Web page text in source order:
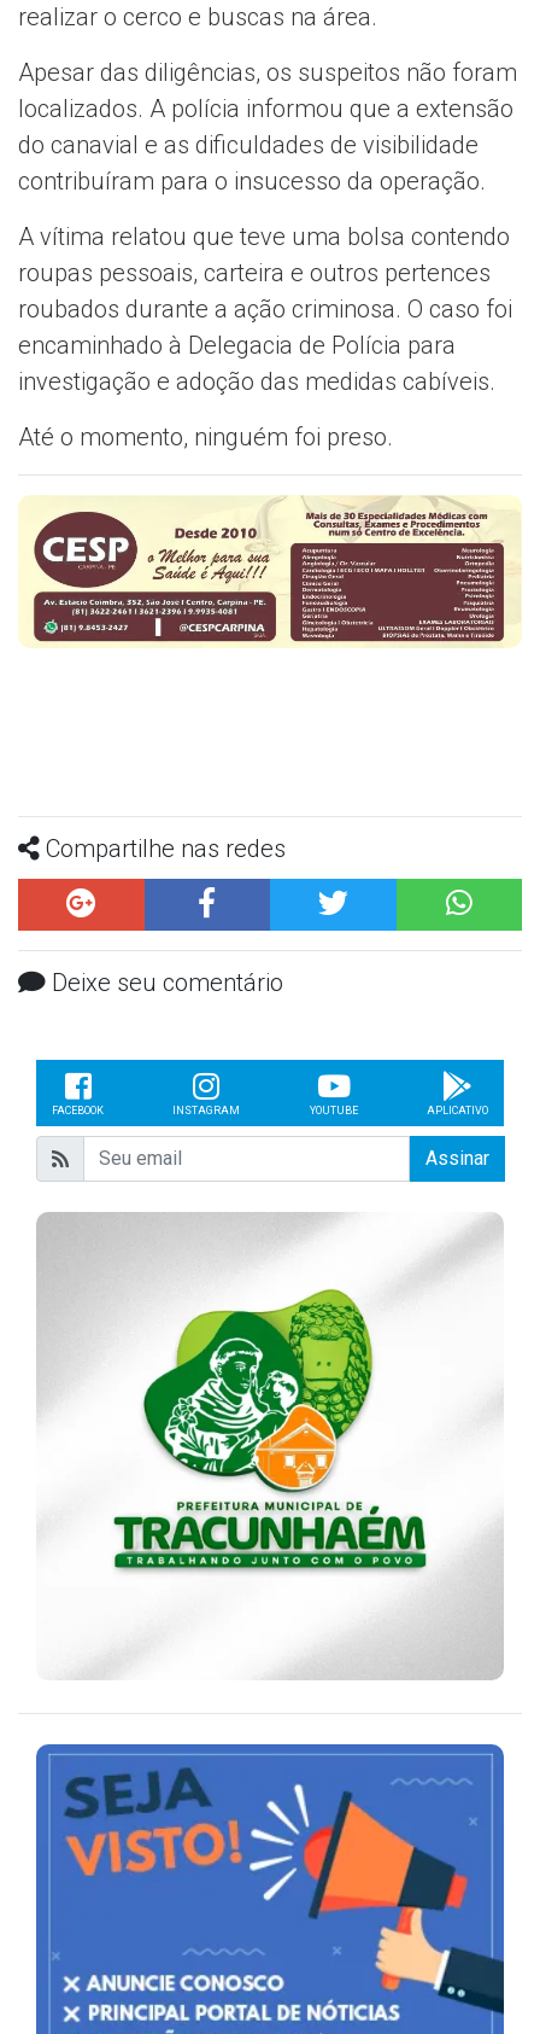
realizar o cerco e buscas na área.
Apesar das diligências, os suspeitos não foram
localizados. A polícia informou que a extensão
do canavial e as dificuldades de visibilidade
contribuíram para o insucesso da operação.
A vítima relatou que teve uma bolsa contendo
roupas pessoais, carteira e outros pertences
roubados durante a ação criminosa. O caso foi
encaminhado à Delegacia de Polícia para
investigação e adoção das medidas cabíveis.
Até o momento, ninguém foi preso.
Compartilhe nas redes
Deixe seu comentário
FACEBOOK INSTAGRAM YOUTUBE APLICATIVO
Assinar